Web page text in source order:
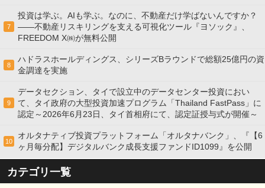
7
投資は学ぶ。AIも学ぶ。なのに、不動産だけ学ばないんですか？
——不動産リスキリングを支える可視化ツール『ヨソック』、
FREEDOM X㈱が無料公開
8
ハドラスホールディングス、シリーズBラウンドで総額25億円の資
金調達を実施
9
データセクション、タイで設立中のデータセンター投資におい
て、タイ政府の大型投資加速プログラム「Thailand FastPass」に
認定～2026年6月23日、タイ首相府にて、認定証授与式が開催～
10
オルタナティブ投資プラットフォーム「オルタナバンク」、『【6
ヶ月毎分配】デジタルバンク成長支援ファンドID1099』を公開
カテゴリ一覧